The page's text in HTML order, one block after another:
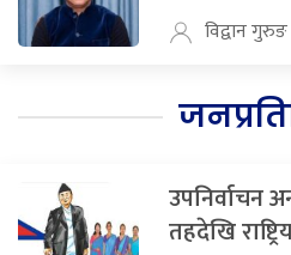
विद्वान गुरुङ
उपनिर्वाचन
तहदेखि